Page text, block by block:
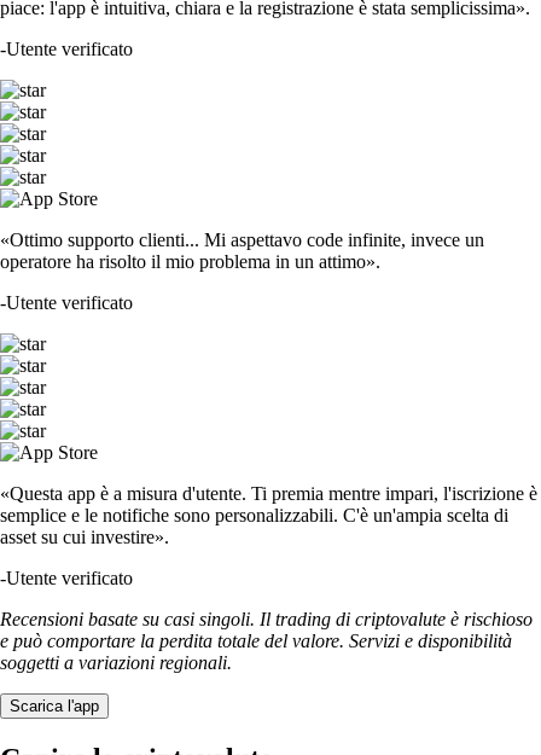
piace: l'app è intuitiva, chiara e la registrazione è stata semplicissima».
-Utente verificato
«Ottimo supporto clienti... Mi aspettavo code infinite, invece un
operatore ha risolto il mio problema in un attimo».
-Utente verificato
«Questa app è a misura d'utente. Ti premia mentre impari, l'iscrizione è
semplice e le notifiche sono personalizzabili. C'è un'ampia scelta di
asset su cui investire».
-Utente verificato
Recensioni basate su casi singoli. Il trading di criptovalute è rischioso
e può comportare la perdita totale del valore. Servizi e disponibilità
soggetti a variazioni regionali.
Scarica l'app